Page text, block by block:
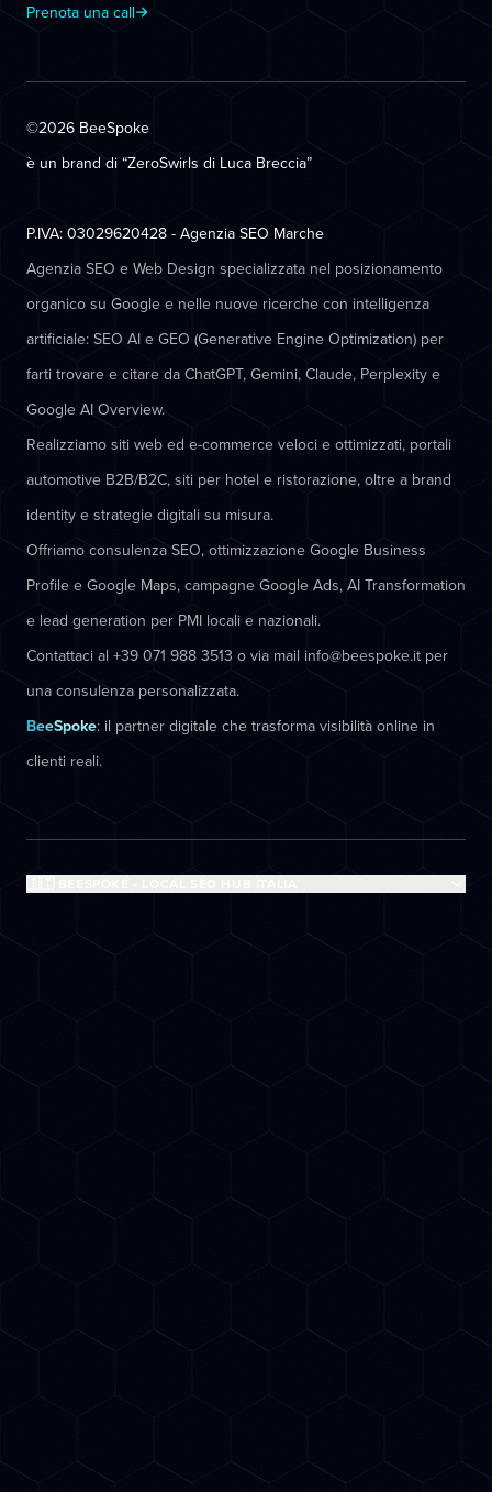
Prenota una call
©2026 BeeSpoke
è un brand di “ZeroSwirls di Luca Breccia”
P.IVA: 03029620428 - Agenzia SEO Marche
Agenzia SEO e Web Design specializzata nel posizionamento
organico su Google e nelle nuove ricerche con intelligenza
artificiale: SEO AI e GEO (Generative Engine Optimization) per
farti trovare e citare da ChatGPT, Gemini, Claude, Perplexity e
Google AI Overview.
Realizziamo siti web ed e-commerce veloci e ottimizzati, portali
automotive B2B/B2C, siti per hotel e ristorazione, oltre a brand
identity e strategie digitali su misura.
Offriamo consulenza SEO, ottimizzazione Google Business
Profile e Google Maps, campagne Google Ads, AI Transformation
e lead generation per PMI locali e nazionali.
Contattaci al +39 071 988 3513 o via mail info@beespoke.it per
una consulenza personalizzata.
BeeSpoke: il partner digitale che trasforma visibilità online in
clienti reali.
🇮🇹 BEESPOKE - LOCAL SEO HUB ITALIA